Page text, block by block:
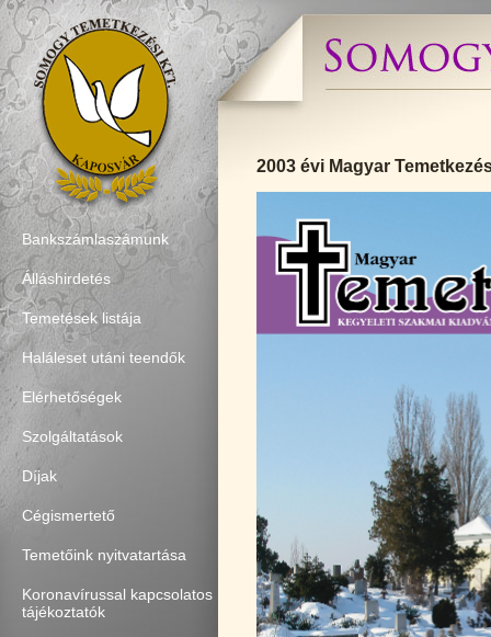
Bankszámlaszámunk
Álláshirdetés
Temetések listája
Haláleset utáni teendők
Elérhetőségek
Szolgáltatások
Díjak
Cégismertető
Temetőink nyitvatartása
Koronavírussal kapcsolatos
tájékoztatók
2003 évi Magyar